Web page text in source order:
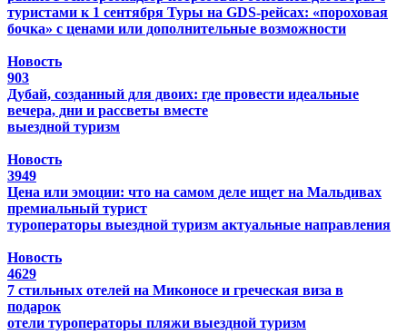
туристами к 1 сентября Туры на GDS-рейсах: «пороховая
бочка» с ценами или дополнительные возможности
Новость
903
Дубай, созданный для двоих: где провести идеальные
вечера, дни и рассветы вместе
выездной туризм
Новость
3949
Цена или эмоции: что на самом деле ищет на Мальдивах
премиальный турист
туроператоры выездной туризм актуальные направления
Новость
4629
7 стильных отелей на Миконосе и греческая виза в
подарок
отели туроператоры пляжи выездной туризм